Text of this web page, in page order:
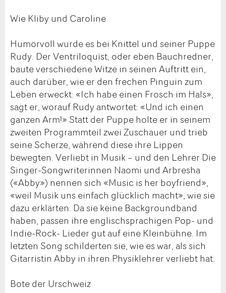
Wie Kliby und Caroline
Humorvoll wurde es bei Knittel und seiner Puppe
Rudy. Der Ventriloquist, oder eben Bauchredner,
baute verschiedene Witze in seinen Auftritt ein,
auch darüber, wie er den frechen Pinguin zum
Leben erweckt: «Ich habe einen Frosch im Hals»,
sagt er, worauf Rudy antwortet: «Und ich einen
ganzen Arm!» Statt der Puppe holte er in seinem
zweiten Programmteil zwei Zuschauer und trieb
seine Scherze, während diese ihre Lippen
bewegten. Verliebt in Musik – und den Lehrer Die
Singer-Songwriterinnen Naomi und Arbresha
(«Abby») nennen sich «Music is her boyfriend»,
«weil Musik uns einfach glücklich macht», wie sie
dazu erklärten. Da sie keine Backgroundband
haben, passen ihre englischsprachigen Pop- und
Indie-Rock- Lieder gut auf eine Kleinbühne. Im
letzten Song schilderten sie, wie es war, als sich
Gitarristin Abby in ihren Physiklehrer verliebt hat.
Bote der Urschweiz